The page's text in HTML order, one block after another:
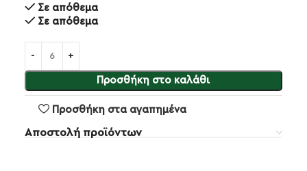
Σε απόθεμα
Σε απόθεμα
Προσθήκη στο καλάθι
Προσθήκη στα αγαπημένα
Αποστολή προϊόντων